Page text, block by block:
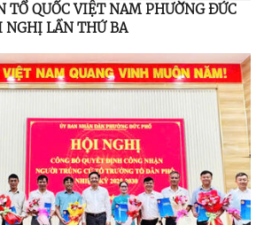
TỔ QUỐC VIỆT NAM PHƯỜNG ĐỨC
NGHỊ LẦN THỨ BA